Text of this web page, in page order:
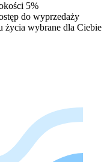
5%
do wyprzedaży
życia wybrane dla Ciebie